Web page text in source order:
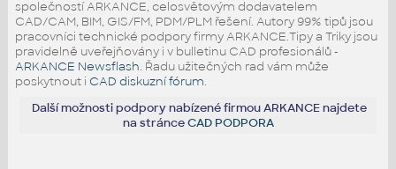
společností ARKANCE, celosvětovým dodavatelem
CAD/CAM, BIM, GIS/FM, PDM/PLM řešení. Autory 99% tipů jsou
pracovníci technické podpory firmy ARKANCE.Tipy a Triky jsou
pravidelně uveřejňovány i v bulletinu CAD profesionálů -
ARKANCE Newsflash. Řadu užitečných rad vám může
poskytnout i CAD diskuzní fórum.
Další možnosti podpory nabízené firmou ARKANCE najdete
na stránceCAD PODPORA